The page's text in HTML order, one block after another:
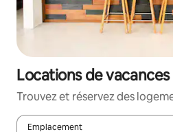
Locations de
Trouvez et réservez des
Emplacement